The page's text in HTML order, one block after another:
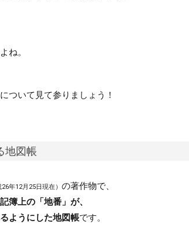
ね。
ついて見て参りましょう！
地図帳
26年12月25日現在） の著作物で、
簿上の「地番」が、
ようにした地図帳です。